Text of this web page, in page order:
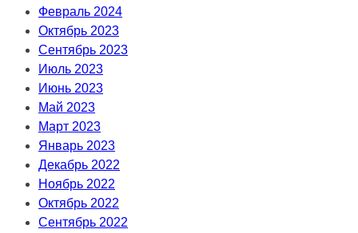
Февраль 2024
Октябрь 2023
Сентябрь 2023
Июль 2023
Июнь 2023
Май 2023
Март 2023
Январь 2023
Декабрь 2022
Ноябрь 2022
Октябрь 2022
Сентябрь 2022